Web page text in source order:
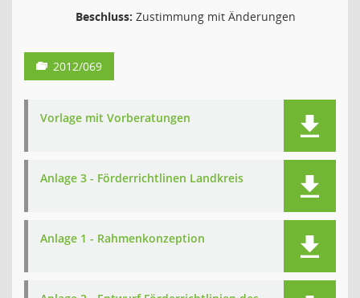
Beschluss: Zustimmung mit Änderungen
2012/069
Vorlage mit Vorberatungen
Anlage 3 - Förderrichtlinen Landkreis
Anlage 1 - Rahmenkonzeption